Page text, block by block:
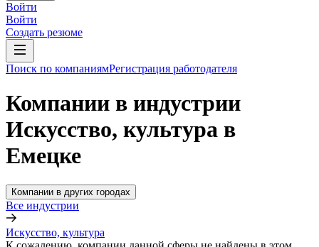
Войти
Войти
Создать резюме
Поиск по компаниямРегистрация работодателя
Компании в индустрии
Искусство, культура в
Емецке
Компании в других городах
Все индустрии
Искусство, культура